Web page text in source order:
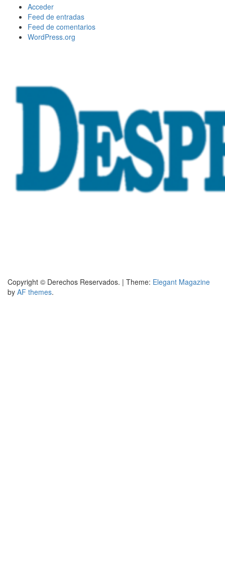
Acceder
Feed de entradas
Feed de comentarios
WordPress.org
Copyright © Derechos Reservados. | Theme: Elegant Magazine
by AF themes.